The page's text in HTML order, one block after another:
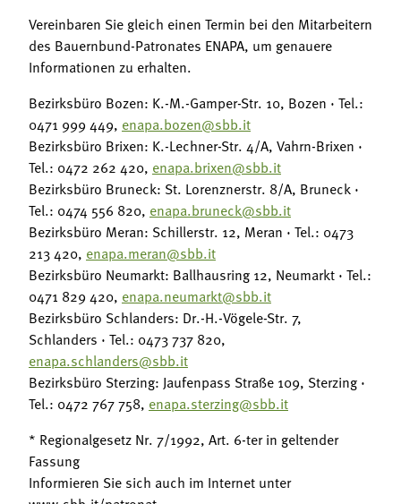
Vereinbaren Sie gleich einen Termin bei den Mitarbeitern
des Bauernbund-Patronates ENAPA, um genauere
Informationen zu erhalten.
Bezirksbüro Bozen: K.-M.-Gamper-Str. 10, Bozen · Tel.:
0471 999 449, enapa.bozen@sbb.it
Bezirksbüro Brixen: K.-Lechner-Str. 4/A, Vahrn-Brixen ·
Tel.: 0472 262 420, enapa.brixen@sbb.it
Bezirksbüro Bruneck: St. Lorenznerstr. 8/A, Bruneck ·
Tel.: 0474 556 820, enapa.bruneck@sbb.it
Bezirksbüro Meran: Schillerstr. 12, Meran · Tel.: 0473
213 420, enapa.meran@sbb.it
Bezirksbüro Neumarkt: Ballhausring 12, Neumarkt · Tel.:
0471 829 420, enapa.neumarkt@sbb.it
Bezirksbüro Schlanders: Dr.-H.-Vögele-Str. 7,
Schlanders · Tel.: 0473 737 820,
enapa.schlanders@sbb.it
Bezirksbüro Sterzing: Jaufenpass Straße 109, Sterzing ·
Tel.: 0472 767 758, enapa.sterzing@sbb.it
* Regionalgesetz Nr. 7/1992, Art. 6-ter in geltender
Fassung
Informieren Sie sich auch im Internet unter